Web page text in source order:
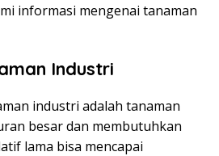
informasi mengenai tanaman
Industri
industri adalah tanaman
besar dan membutuhkan
lama bisa mencapai